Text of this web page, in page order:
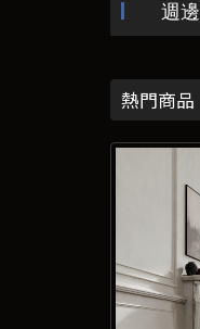
週
熱門商品